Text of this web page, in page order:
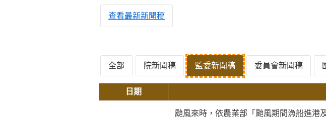
查看最新新聞稿
全部 院新聞稿 監委新聞稿 委員會新聞稿
日期
颱風來時，依農業部「颱風期間漁船進港